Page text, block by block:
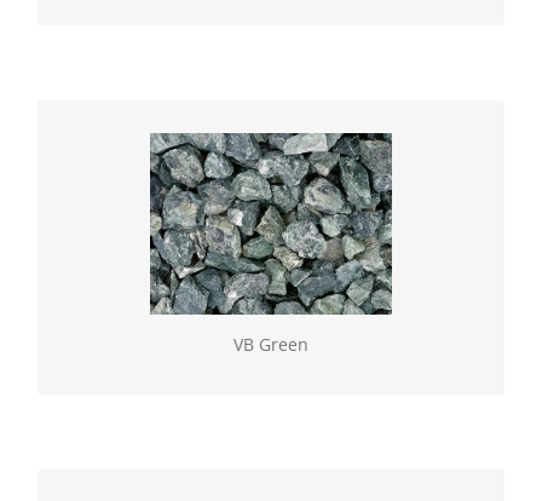
VB Green
VB Green
Geselecteerde natuurlijke gesteenten, verkrijgbaar
los of in BigBag. Vulling gebroken (60/100)